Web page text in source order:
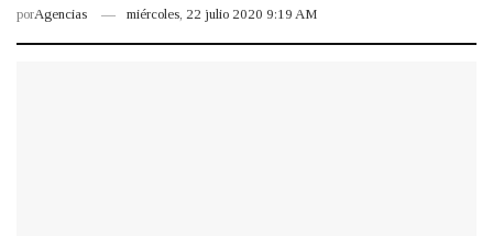
porAgencias miércoles, 22 julio 2020 9:19 AM